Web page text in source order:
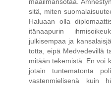
sitä, miten
Haluaan olla
itänaapurin
julkisempaa ja
totta, eipä Medvedevillä
mitään tekemistä. En voi
jotain tuntematonta
vastenmielisenä kuin